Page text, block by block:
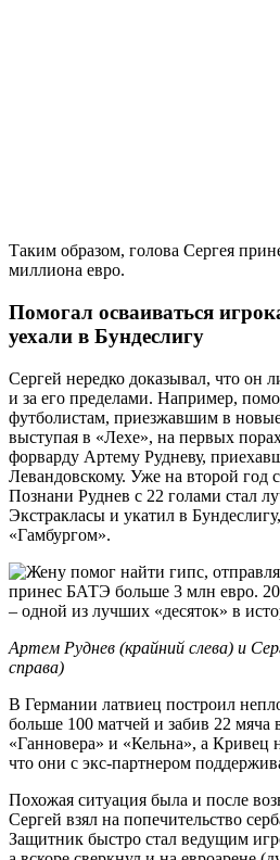
Таким образом, голова Сергея
миллиона евро.
Помогал осваиваться
уехали в Бундеслигу
Сергей нередко доказывал, что он
и за его пределами. Например,
футболистам, приезжавшим в
выступая в «Лехе», на первых
форварду Артему Рудневу,
Левандовскому. Уже на второй год
Познани Руднев с 22 голами стал
Экстракласы и укатил в
«Гамбургом».
Артем Руднев (крайний слева) и
справа)
В Германии латвиец построил
больше 100 матчей и забив 22 мяча
«Ганновера» и «Кельна», а Кривец
что они с экс-партнером
Похожая ситуация была и после
Сергей взял на попечительство
Защитник быстро стал ведущим